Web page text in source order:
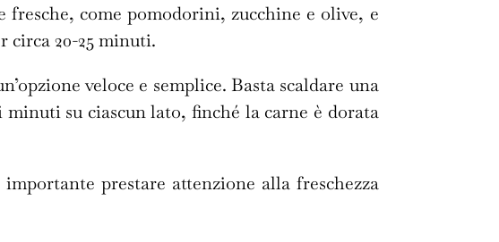
come pomodorini, zucchine e olive, e
circa 20-25 minuti.
veloce e semplice. Basta scaldare una
su ciascun lato, finché la carne è dorata
prestare attenzione alla freschezza